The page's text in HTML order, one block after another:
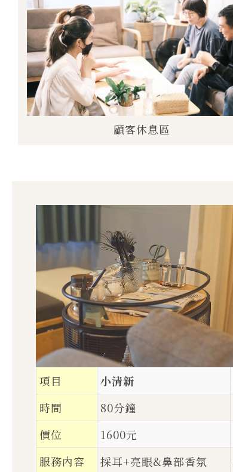
顧客休息區
項目 小清新
時間
80分鐘
價位
1600元
服務內容
採耳+亮眼&鼻部香氛